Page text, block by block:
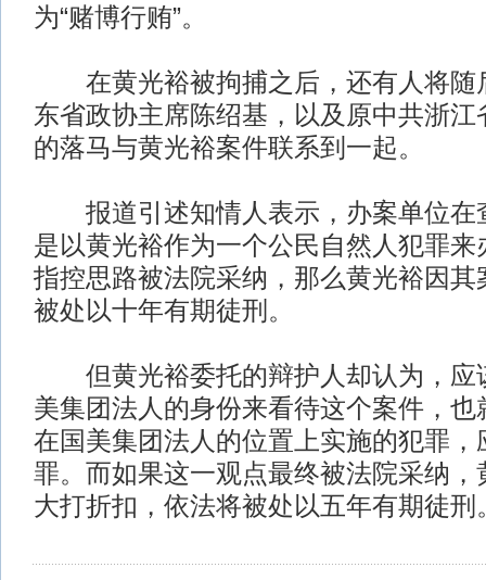
为“赌博行贿”。
在黄光裕被拘捕之后，还有人将随
东省政协主席陈绍基，以及原中共浙江
的落马与黄光裕案件联系到一起。
报道引述知情人表示，办案单位在
是以黄光裕作为一个公民自然人犯罪来
指控思路被法院采纳，那么黄光裕因其
被处以十年有期徒刑。
但黄光裕委托的辩护人却认为，应
美集团法人的身份来看待这个案件，也
在国美集团法人的位置上实施的犯罪，
罪。而如果这一观点最终被法院采纳，
大打折扣，依法将被处以五年有期徒刑